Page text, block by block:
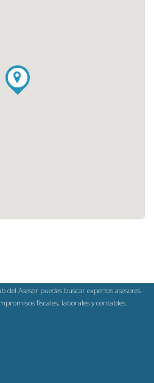
del Asesor puedes buscar expertos asesores
fiscales, laborales y contables.